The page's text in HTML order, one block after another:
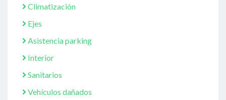
Climatización
Ejes
Asistencia parking
Interior
Sanitarios
Vehículos dañados